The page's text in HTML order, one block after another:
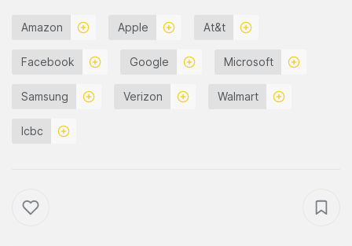
Amazon Apple At&t
Facebook Google Microsoft
Samsung Verizon Walmart
Icbc